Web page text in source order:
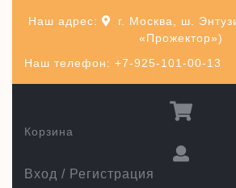
Наш телефон: +7-925-101-00-13
Наш адрес:
г. Москва, ш.
«Прожектор»)
Вход / Регистрация
Корзина